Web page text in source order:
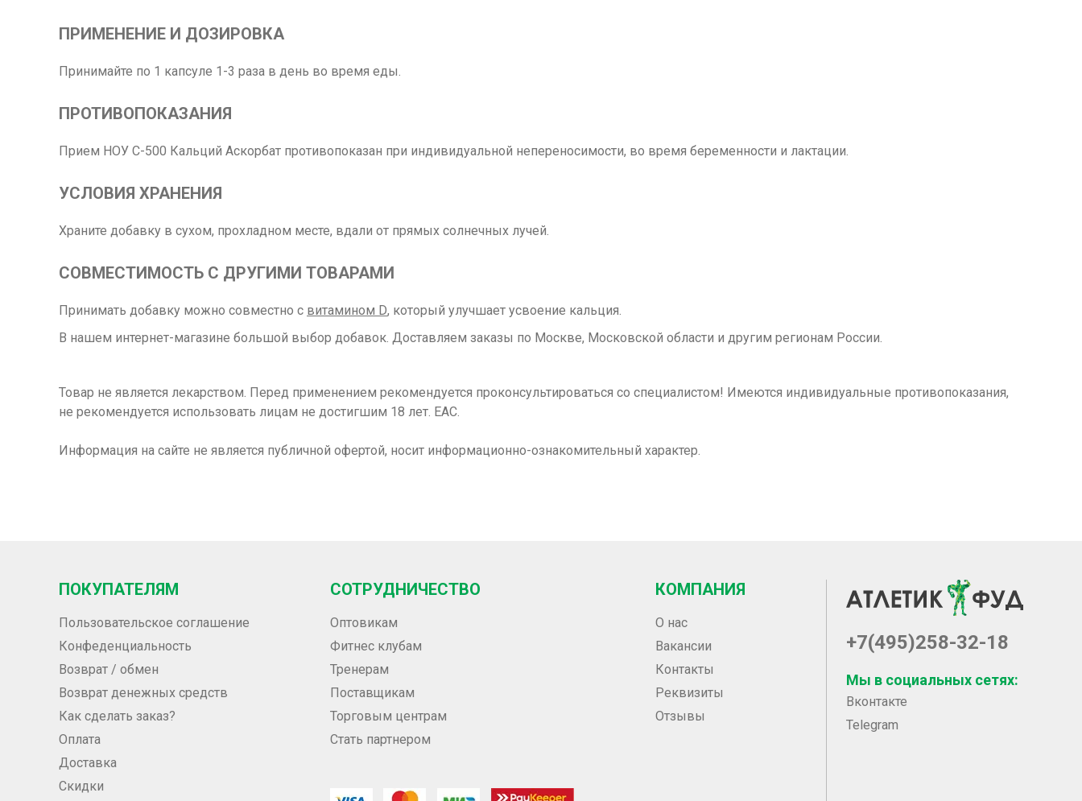
ПРИМЕНЕНИЕ И ДОЗИРОВКА
Принимайте по 1 капсуле 1-3 раза в день во время еды.
ПРОТИВОПОКАЗАНИЯ
Прием НОУ С-500 Кальций Аскорбат противопоказан при индивидуальной непереносимости, во время беременности и лактации.
УСЛОВИЯ ХРАНЕНИЯ
Храните добавку в сухом, прохладном месте, вдали от прямых солнечных лучей.
СОВМЕСТИМОСТЬ С ДРУГИМИ ТОВАРАМИ
Принимать добавку можно совместно с витамином D, который улучшает усвоение кальция.
В нашем интернет-магазине большой выбор добавок. Доставляем заказы по Москве, Московской области и другим регионам России.
Товар не является лекарством. Перед применением рекомендуется проконсультироваться со специалистом! Имеются индивидуальные противопоказания,
не рекомендуется использовать лицам не достигшим 18 лет. ЕАС.
Информация на сайте не является публичной офертой, носит информационно-ознакомительный характер.
ПОКУПАТЕЛЯМ
Пользовательское соглашение
Конфеденциальность
Возврат / обмен
Возврат денежных средств
Как сделать заказ?
Оплата
Доставка
Скидки
СОТРУДНИЧЕСТВО
Оптовикам
Фитнес клубам
Тренерам
Поставщикам
Торговым центрам
Стать партнером
КОМПАНИЯ
О нас
Вакансии
Контакты
Реквизиты
Отзывы
+7(495)258-32-18
Мы в социальных сетях:
Вконтакте
Telegram